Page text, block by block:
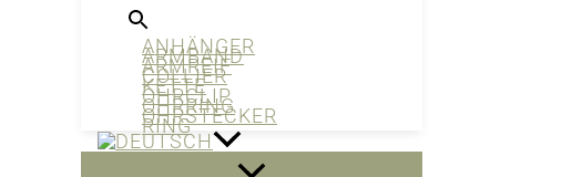
ANHÄNGER
ARMBAND
ARMREIF
COLLIER
KETTE
OHRCLIP
OHRRING
OHRSTECKER
RING